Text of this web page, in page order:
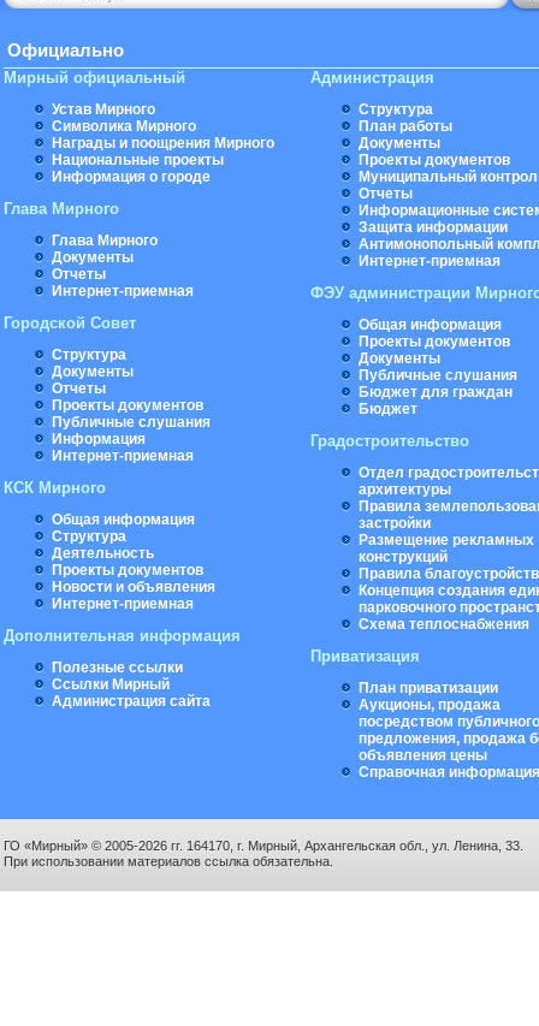
Официально
Мирный официальный
Устав Мирного
Символика Мирного
Награды и поощрения Мирного
Национальные проекты
Информация о городе
Глава Мирного
Глава Мирного
Документы
Отчеты
Интернет-приемная
Городской Совет
Структура
Документы
Отчеты
Проекты документов
Публичные слушания
Информация
Интернет-приемная
КСК Мирного
Общая информация
Структура
Деятельность
Проекты документов
Новости и объявления
Интернет-приемная
Дополнительная информация
Полезные ссылки
Ссылки Мирный
Администрация сайта
Администрация
Структура
План работы
Документы
Проекты документов
Муниципальный
Отчеты
Информационные
Защита информации
Антимонопольный
Интернет-приемная
ФЭУ администрации
Общая информация
Проекты документов
Документы
Публичные слушания
Бюджет для граждан
Бюджет
Градостроительство
Отдел
архитектуры
Правила
застройки
Размещение рекламных
конструкций
Правила
Концепция создания
парковочного
Схема теплоснабжения
Приватизация
План приватизации
Аукционы, продажа
посредством публичного
предложения, продажа
объявления цены
Справочная информация
ГО «Мирный» © 2005-2026 гг. 164170, г. Мирный, Архангельская обл., ул. Ленина, 33.
При использовании материалов ссылка обязательна.